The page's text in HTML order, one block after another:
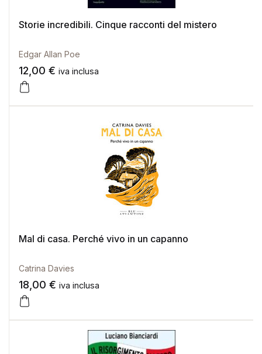
Storie incredibili. Cinque racconti del mistero
Edgar Allan Poe
12,00 € iva inclusa
Mal di casa. Perché vivo in un capanno
Catrina Davies
18,00 € iva inclusa